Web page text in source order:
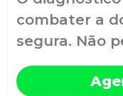
combater a
segura. Não